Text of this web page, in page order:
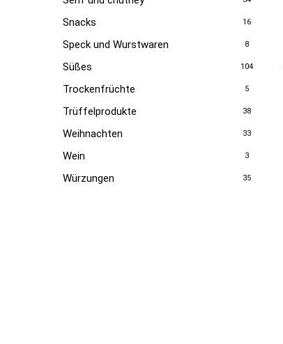
Snacks 16
Speck und Wurstwaren 8
Süßes 104
Trockenfrüchte 5
Trüffelprodukte 38
Weihnachten 33
Wein 3
Würzungen 35